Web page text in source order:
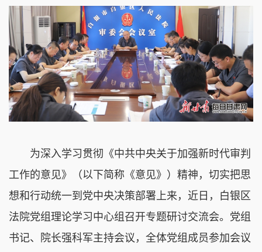
为深入学习贯彻《中共中央关于加强新时代审判
工作的意见》（以下简称《意见》）精神，切实把思
想和行动统一到党中央决策部署上来，近日，白银区
法院党组理论学习中心组召开专题研讨交流会。党组
书记、院长强科军主持会议，全体党组成员参加会议